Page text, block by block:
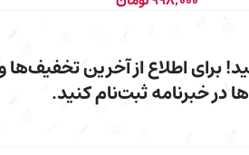
برای اطلاع از آخرین تخفیف‌ها
در خبرنامه ثبت‌نام کنید.